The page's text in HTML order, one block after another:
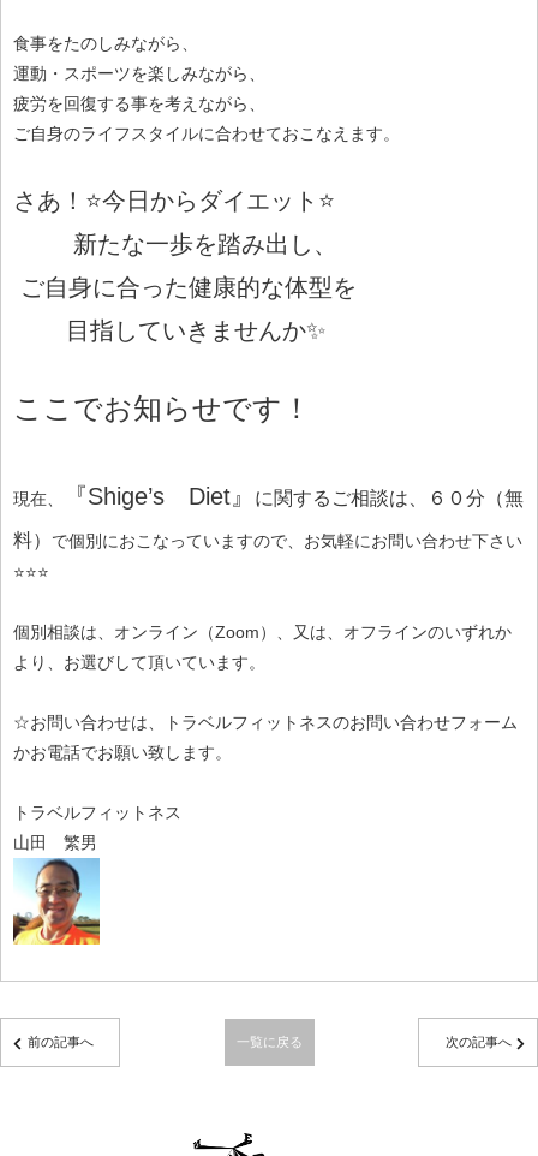
食事をたのしみながら、
運動・スポーツを楽しみながら、
疲労を回復する事を考えながら、
ご自身のライフスタイルに合わせておこなえます。
さあ！⭐今日からダイエット⭐
新たな一歩を踏み出し、
ご自身に合った健康的な体型を
目指していきませんか✨
ここでお知らせです！
現在、 『Shige’s Diet』 に関する ご相談は、６０分（無
料） で個別におこなっていますので、お気軽にお問い合わせ下さい
⭐⭐⭐
個別相談は、オンライン（Zoom）、又は、オフラインのいずれか
より、お選びして頂いています。
☆お問い合わせは、トラベルフィットネスのお問い合わせフォーム
かお電話でお願い致します。
トラベルフィットネス
山田 繁男
前の記事へ 一覧に戻る 次の記事へ